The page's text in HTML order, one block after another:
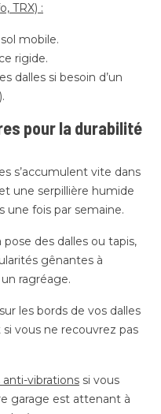
TRX) :
mobile.
rigide.
dalles si besoin d’un
pour la durabilité
s’accumulent vite dans
une serpillière humide
une fois par semaine.
pose des dalles ou tapis,
gênantes à
ragréage.
sur les bords de vos dalles
vous ne recouvrez pas
anti-vibrations si vous
garage est attenant à